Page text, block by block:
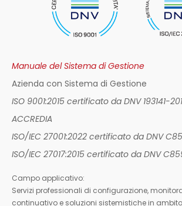
Manuale del Sistema di Gestione
Azienda con Sistema di Gestione
ISO 9001:2015 certificato da DNV 193141-
ACCREDIA
ISO/IEC 27001:2022 certificato da DNV
ISO/IEC 27017:2015 certificato da DNV
Campo applicativo:
Servizi professionali di configurazione,
continuativo e soluzioni sistemistiche in